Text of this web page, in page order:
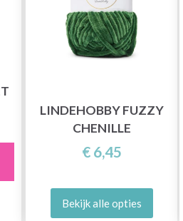
LINDEHOBBY FUZZY
CHENILLE
€ 6,45
Bekijk alle opties